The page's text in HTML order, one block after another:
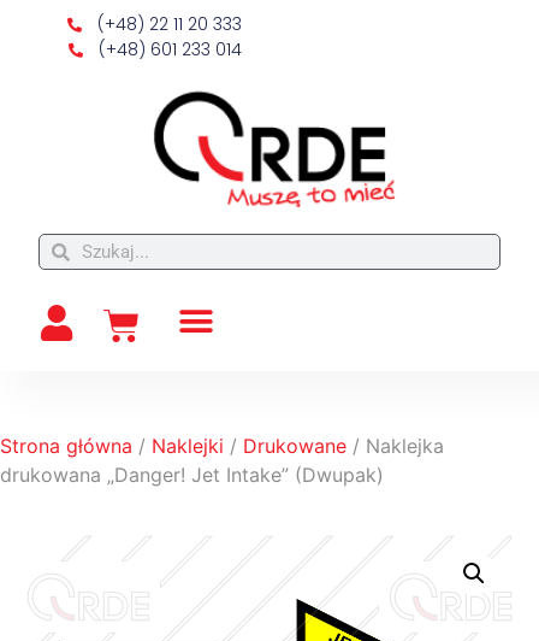
(+48) 22 11 20 333
(+48) 601 233 014
Strona główna / Naklejki / Drukowane / Naklejka
drukowana „Danger! Jet Intake” (Dwupak)